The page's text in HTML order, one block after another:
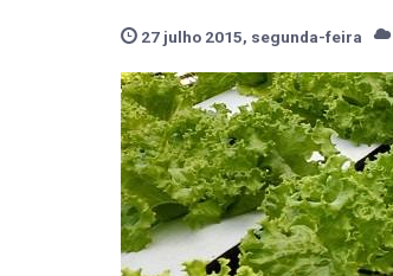
27 julho 2015, segunda-feira